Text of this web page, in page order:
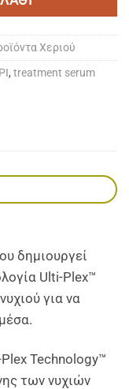
Χεριού
, treatment serum
δημιουργεί
Ulti-Plex™
για να
Technology™
των νυχιών